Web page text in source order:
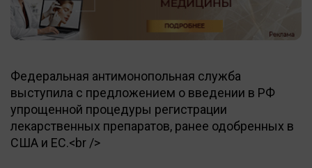
Федеральная антимонопольная служба
выступила с предложением о введении в РФ
упрощенной процедуры регистрации
лекарственных препаратов, ранее одобренных в
США и ЕС.<br />